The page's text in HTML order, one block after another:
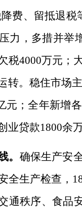
费、留抵退
力， 多措并举
税4000万元；
转。 稳住市场
元；全年新增
业贷款1800余
。 确保生产安
全生产检查，
通秩序、食品